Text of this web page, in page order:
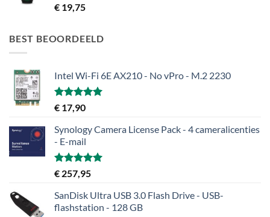
€ 19,75
BEST BEOORDEELD
Intel Wi-Fi 6E AX210 - No vPro - M.2 2230
Gewaardeerd
uit 5
€ 17,90
Synology Camera License Pack - 4 cameralicenties
- E-mail
Gewaardeerd
uit 5
€ 257,95
SanDisk Ultra USB 3.0 Flash Drive - USB-
flashstation - 128 GB